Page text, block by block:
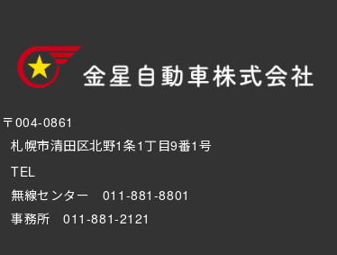
〒004-0861
札幌市清田区北野1条1丁目9番1号
TEL
無線センター 011-881-8801
事務所 011-881-2121